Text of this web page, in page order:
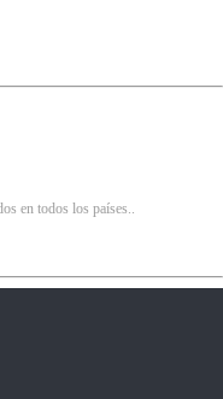
en todos los países..